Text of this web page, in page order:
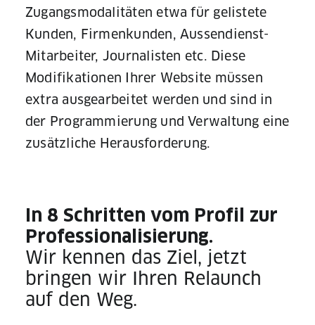
Zugangsmodalitäten etwa für gelistete
Kunden, Firmenkunden, Aussendienst-
Mitarbeiter, Journalisten etc. Diese
Modifikationen Ihrer Website müssen
extra ausgearbeitet werden und sind in
der Programmierung und Verwaltung eine
zusätzliche Herausforderung.
In 8 Schritten vom Profil zur
Professionalisierung.
Wir kennen das Ziel, jetzt
bringen wir Ihren Relaunch
auf den Weg.